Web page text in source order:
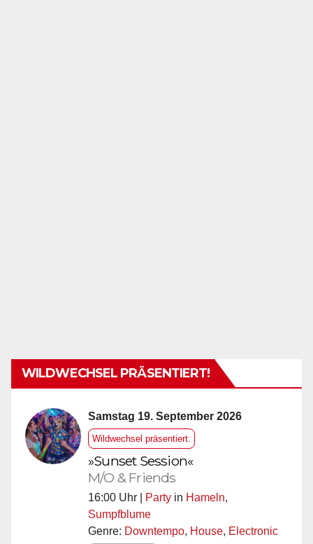
WILDWECHSEL PRÄSENTIERT!
Samstag 19. September 2026
Wildwechsel präsentiert:
»Sunset Session«
M/O & Friends
16:00 Uhr | Party in Hameln,
Sumpfblume
Genre: Downtempo, House, Electronic